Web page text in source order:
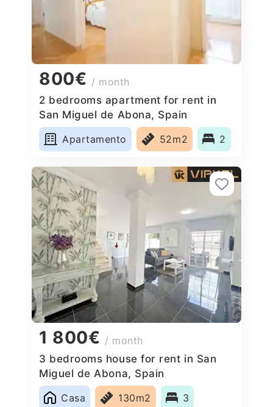
800€ / month
2 bedrooms apartment for rent in
San Miguel de Abona, Spain
Apartamento
52m2 2
1 800€ / month
3 bedrooms house for rent in San
Miguel de Abona, Spain
Casa
130m2 3